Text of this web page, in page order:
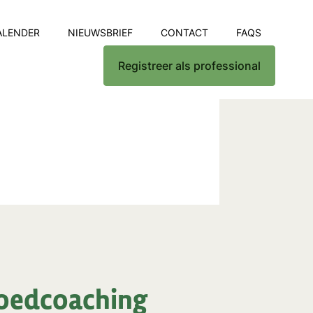
NIEUWSBRIEF CONTACT FAQS
Registreer als professional